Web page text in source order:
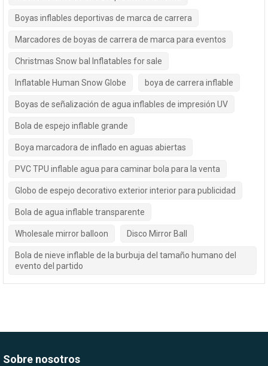
Boyas inflables deportivas de marca de carrera
Marcadores de boyas de carrera de marca para eventos
Christmas Snow bal Inflatables for sale
Inflatable Human Snow Globe boya de carrera inflable
Boyas de señalización de agua inflables de impresión UV
Bola de espejo inflable grande
Boya marcadora de inflado en aguas abiertas
PVC TPU inflable agua para caminar bola para la venta
Globo de espejo decorativo exterior interior para publicidad
Bola de agua inflable transparente
Wholesale mirror balloon Disco Mirror Ball
Bola de nieve inflable de la burbuja del tamaño humano del
evento del partido
Sobre nosotros